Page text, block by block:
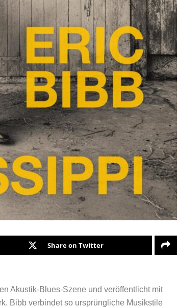
Share on Twitter
Akustik-Blues-Szene und veröffentlicht mit
Bibb verbindet so ursprüngliche Musikstile